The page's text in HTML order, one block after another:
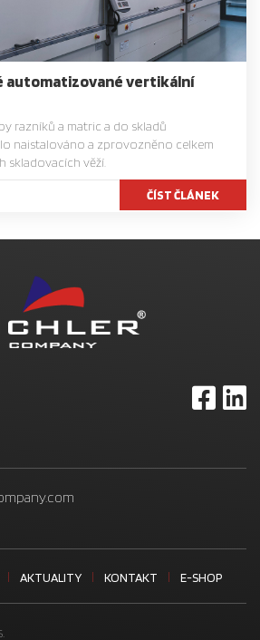
automatizované vertikální
razníků a matric a do skladů
naistalováno a zprovozněno celkem
skladovacích věží.
ČÍST ČLÁNEK
AKTUALITY KONTAKT E-SHOP